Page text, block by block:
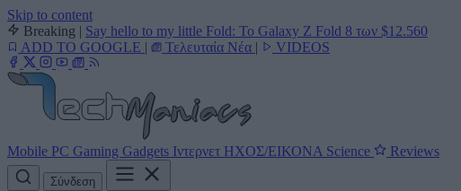
Skip to content
Breaking | Say hello to my little Fold: Το Galaxy Z Fold 8 των $12.560
ADD TO GOOGLE | Τελευταία Νέα | VIDEOS
Mobile PC Gaming Gadgets Ιντερνετ ΗΧΟΣ/ΕΙΚΟΝΑ Science Reviews
Σύνδεση